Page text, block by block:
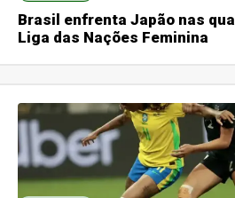
Brasil enfrenta Japão nas
Liga das Nações Feminina